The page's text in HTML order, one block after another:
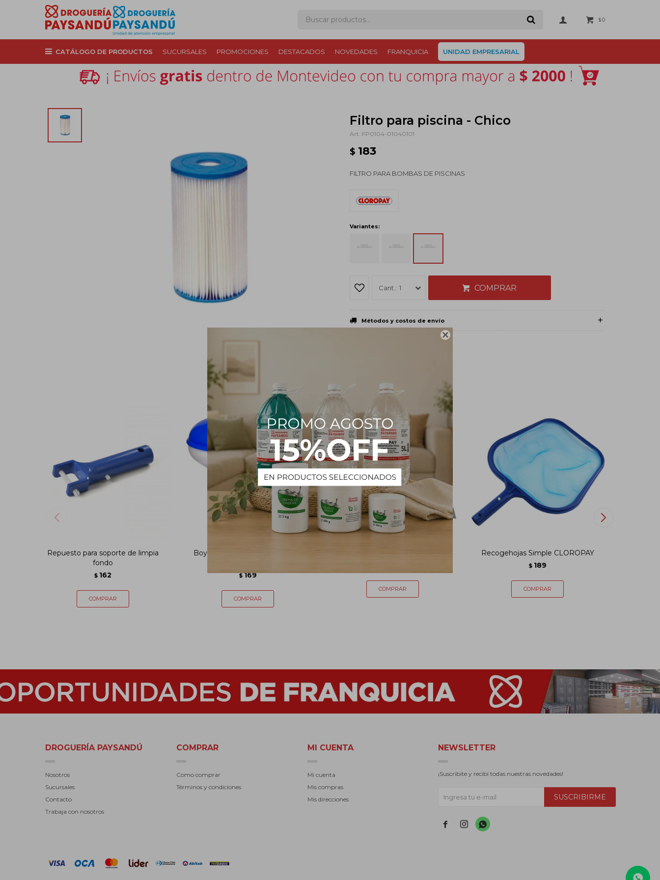

CATÁLOGO DE PRODUCTOS SUCURSALES PROMOCIONES DESTACADOS NOVEDADES FRANQUICIA UNIDAD EMPRESARIAL
$0
Filtro para piscina - Chico
FP0104-01040101
$ 183
FILTRO PARA BOMBAS DE PISCINAS
Variantes:
1 COMPRAR
Métodos y costos de envío
PRODUCTOS QUE TE PUEDEN INTERESAR
Repuesto para soporte de limpia
fondo
$ 162
Boya Dosificadora CLOROPAY -
$ 169
Recogehojas Simple CLOROPAY
$ 189
DROGUERÍA PAYSANDÚ
Nosotros
Sucursales
Contacto
Trabaja con nosotros
COMPRAR
Como comprar
Términos y condiciones
MI CUENTA
Mi cuenta
Mis compras
Mis direcciones
NEWSLETTER
¡Suscribite y recibí todas nuestras novedades!
SUSCRIBIRME
  